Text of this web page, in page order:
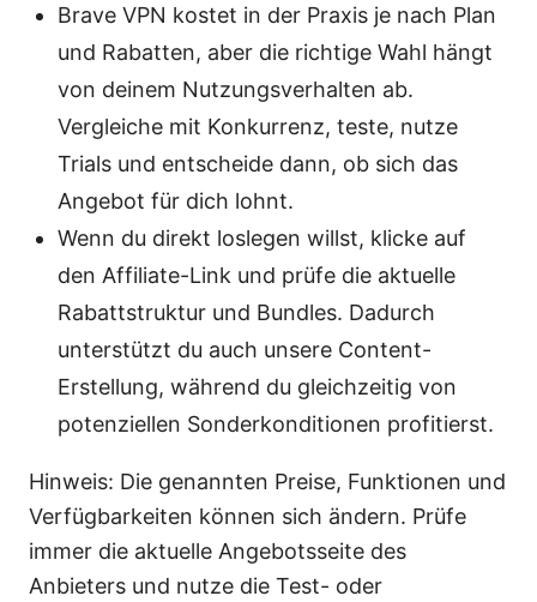
Brave VPN kostet in der Praxis je nach Plan
und Rabatten, aber die richtige Wahl hängt
von deinem Nutzungsverhalten ab.
Vergleiche mit Konkurrenz, teste, nutze
Trials und entscheide dann, ob sich das
Angebot für dich lohnt.
Wenn du direkt loslegen willst, klicke auf
den Affiliate-Link und prüfe die aktuelle
Rabattstruktur und Bundles. Dadurch
unterstützt du auch unsere Content-
Erstellung, während du gleichzeitig von
potenziellen Sonderkonditionen profitierst.
Hinweis: Die genannten Preise, Funktionen und
Verfügbarkeiten können sich ändern. Prüfe
immer die aktuelle Angebotsseite des
Anbieters und nutze die Test- oder